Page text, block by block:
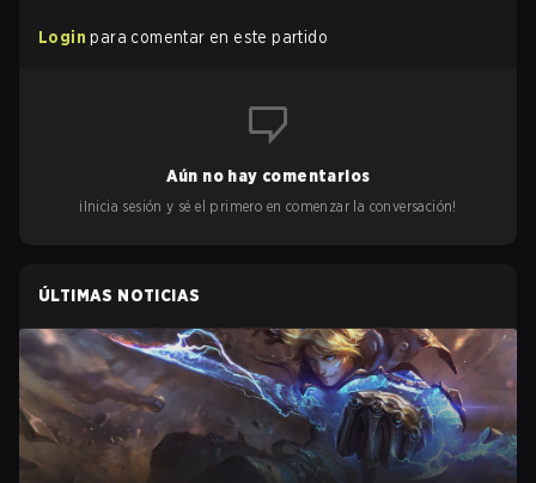
Login para comentar en este partido
Aún no hay comentarios
¡Inicia sesión y sé el primero en comenzar la conversación!
ÚLTIMAS NOTICIAS